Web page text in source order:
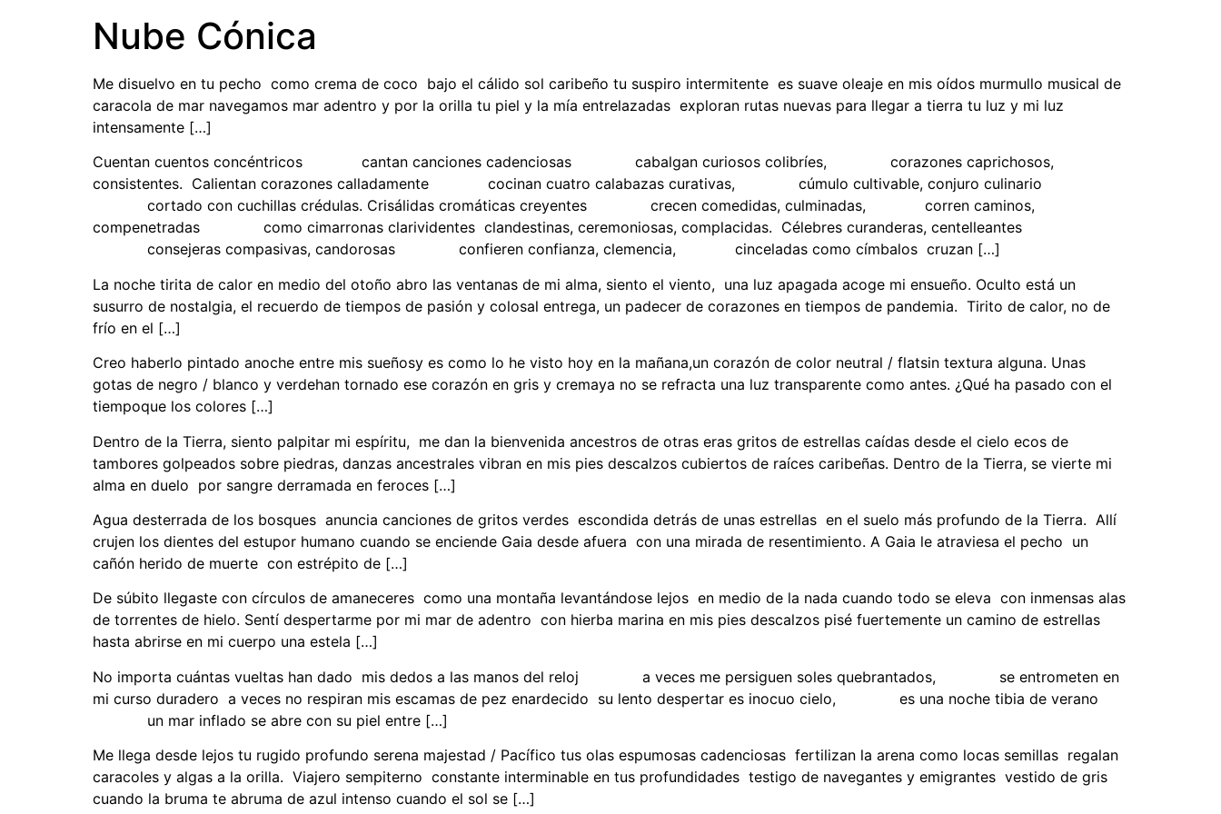
Nube Cónica
Me disuelvo en tu pecho como crema de coco bajo el cálido sol caribeño tu suspiro intermitente es suave oleaje en mis oídos murmullo musical de
caracola de mar navegamos mar adentro y por la orilla tu piel y la mía entrelazadas exploran rutas nuevas para llegar a tierra tu luz y mi luz
intensamente […]
Cuentan cuentos concéntricos cantan canciones cadenciosas cabalgan curiosos colibríes, corazones caprichosos,
consistentes. Calientan corazones calladamente cocinan cuatro calabazas curativas, cúmulo cultivable, conjuro culinario
cortado con cuchillas crédulas. Crisálidas cromáticas creyentes crecen comedidas, culminadas, corren caminos,
compenetradas como cimarronas clarividentes clandestinas, ceremoniosas, complacidas. Célebres curanderas, centelleantes
consejeras compasivas, candorosas confieren confianza, clemencia, cinceladas como címbalos cruzan […]
La noche tirita de calor en medio del otoño abro las ventanas de mi alma, siento el viento, una luz apagada acoge mi ensueño. Oculto está un
susurro de nostalgia, el recuerdo de tiempos de pasión y colosal entrega, un padecer de corazones en tiempos de pandemia. Tirito de calor, no de
frío en el […]
Creo haberlo pintado anoche entre mis sueñosy es como lo he visto hoy en la mañana,un corazón de color neutral / flatsin textura alguna. Unas
gotas de negro / blanco y verdehan tornado ese corazón en gris y cremaya no se refracta una luz transparente como antes. ¿Qué ha pasado con el
tiempoque los colores […]
Dentro de la Tierra, siento palpitar mi espíritu, me dan la bienvenida ancestros de otras eras gritos de estrellas caídas desde el cielo ecos de
tambores golpeados sobre piedras, danzas ancestrales vibran en mis pies descalzos cubiertos de raíces caribeñas. Dentro de la Tierra, se vierte mi
alma en duelo por sangre derramada en feroces […]
Agua desterrada de los bosques anuncia canciones de gritos verdes escondida detrás de unas estrellas en el suelo más profundo de la Tierra. Allí
crujen los dientes del estupor humano cuando se enciende Gaia desde afuera con una mirada de resentimiento. A Gaia le atraviesa el pecho un
cañón herido de muerte con estrépito de […]
De súbito llegaste con círculos de amaneceres como una montaña levantándose lejos en medio de la nada cuando todo se eleva con inmensas alas
de torrentes de hielo. Sentí despertarme por mi mar de adentro con hierba marina en mis pies descalzos pisé fuertemente un camino de estrellas
hasta abrirse en mi cuerpo una estela […]
No importa cuántas vueltas han dado mis dedos a las manos del reloj a veces me persiguen soles quebrantados, se entrometen en
mi curso duradero a veces no respiran mis escamas de pez enardecido su lento despertar es inocuo cielo, es una noche tibia de verano
un mar inflado se abre con su piel entre […]
Me llega desde lejos tu rugido profundo serena majestad / Pacífico tus olas espumosas cadenciosas fertilizan la arena como locas semillas regalan
caracoles y algas a la orilla. Viajero sempiterno constante interminable en tus profundidades testigo de navegantes y emigrantes vestido de gris
cuando la bruma te abruma de azul intenso cuando el sol se […]